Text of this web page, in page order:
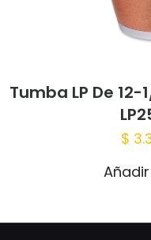
electrónico *
Tumba LP De
$